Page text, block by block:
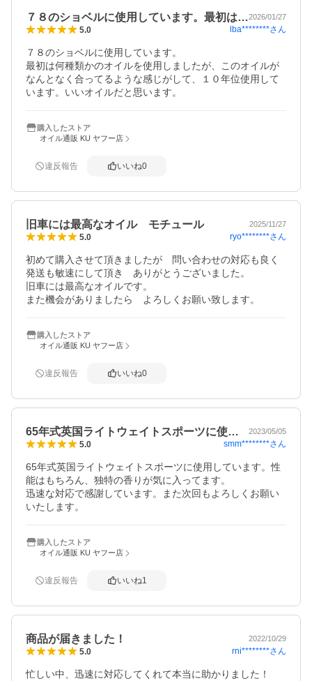
７８のショベルに使用しています。最初は…2026/01/27
5.0 lba********さん
７８のショベルに使用しています。
最初は何種類かのオイルを使用しましたが、このオイルが
なんとなく合ってるような感じがして、１０年位使用して
います。いいオイルだと思います。
購入したストア
オイル通販 KU ヤフー店
違反報告 いいね0
旧車には最高なオイル モチュール 2025/11/27
5.0 ryo********さん
初めて購入させて頂きましたが　問い合わせの対応も良く
発送も敏速にして頂き　ありがとうございました。
旧車には最高なオイルです。
また機会がありましたら　よろしくお願い致します。
購入したストア
オイル通販 KU ヤフー店
違反報告 いいね0
65年式英国ライトウェイトスポーツに使… 2023/05/05
5.0 smm********さん
65年式英国ライトウェイトスポーツに使用しています。性
能はもちろん、独特の香りが気に入ってます。
迅速な対応で感謝しています。また次回もよろしくお願い
いたします。
購入したストア
オイル通販 KU ヤフー店
違反報告 いいね1
商品が届きました！ 2022/10/29
5.0 rni********さん
忙しい中、迅速に対応してくれて本当に助かりました！